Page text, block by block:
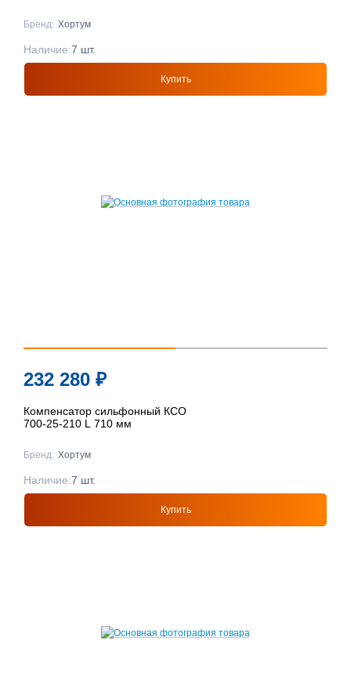
Бренд: Хортум
Купить
Наличие:7 шт.
232 280 ₽
Компенсатор сильфонный КСО
700-25-210 L 710 мм
Бренд: Хортум
Купить
Наличие:7 шт.